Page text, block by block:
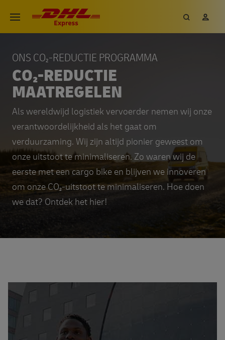
ONS CO₂-REDUCTIE PROGRAMMA
CO₂-REDUCTIE
MAATREGELEN
Als wereldwijd logistiek vervoerder nemen wij onze
verantwoordelijkheid als het gaat om
verduurzaming. Wij zijn altijd pionier geweest om
onze uitstoot te minimaliseren. Zo waren wij de
eerste met een cargo bike en blijven we innoveren
om onze CO₂-uitstoot te minimaliseren. Hoe doen
we dat? Ontdek het hier!